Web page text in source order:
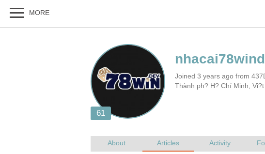
Joined 3 years ago from
Thành ph? H? Chí Minh, Vi?t